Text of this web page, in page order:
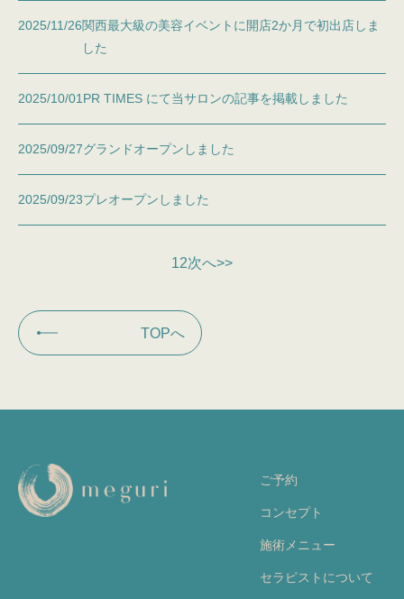
2025/11/26関西最大級の美容イベントに開店2か月で初出店しま
した
2025/10/01 PR TIMES にて当サロンの記事を掲載しました
2025/09/27グランドオープンしました
2025/09/23プレオープンしました
12次へ>>
TOPへ
ご予約
コンセプト
施術メニュー
セラピストについて